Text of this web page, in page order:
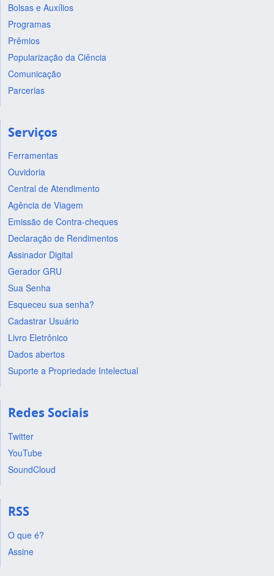
Bolsas e Auxílios
Programas
Prêmios
Popularização da Ciência
Comunicação
Parcerias
Serviços
Ferramentas
Ouvidoria
Central de Atendimento
Agência de Viagem
Emissão de Contra-cheques
Declaração de Rendimentos
Assinador Digital
Gerador GRU
Sua Senha
Esqueceu sua senha?
Cadastrar Usuário
Livro Eletrônico
Dados abertos
Suporte a Propriedade Intelectual
Redes Sociais
Twitter
YouTube
SoundCloud
RSS
O que é?
Assine